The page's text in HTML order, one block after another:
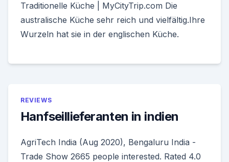
Traditionelle Küche | MyCityTrip.com Die
australische Küche sehr reich und vielfältig.Ihre
Wurzeln hat sie in der englischen Küche.
REVIEWS
Hanfseillieferanten in indien
AgriTech India (Aug 2020), Bengaluru India -
Trade Show 2665 people interested. Rated 4.0